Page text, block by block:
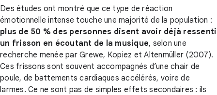
Des études ont montré que ce type de réaction
émotionnelle intense touche une majorité de la population :
plus de 50 % des personnes disent avoir déjà ressenti
un frisson en écoutant de la musique, selon une
recherche menée par Grewe, Kopiez et Altenmüller (2007).
Ces frissons sont souvent accompagnés d’une chair de
poule, de battements cardiaques accélérés, voire de
larmes. Ce ne sont pas de simples effets secondaires : ils